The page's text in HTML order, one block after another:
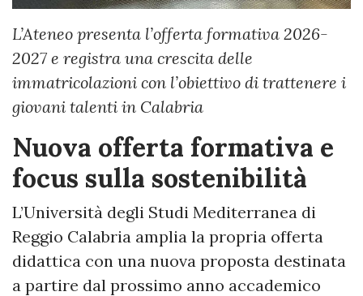
L’Ateneo presenta l’offerta formativa 2026-
2027 e registra una crescita delle
immatricolazioni con l’obiettivo di trattenere i
giovani talenti in Calabria
Nuova offerta formativa e
focus sulla sostenibilità
L’Università degli Studi Mediterranea di
Reggio Calabria amplia la propria offerta
didattica con una nuova proposta destinata
a partire dal prossimo anno accademico